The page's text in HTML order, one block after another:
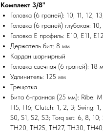
Комплект 3/8"
Головка (6 граней): 10, 11, 12,
Головка (6 граней) глубокая:
Головка Е профиль: E10, E11,
Держатель бит: 8 мм
Кардан шарнирный
Головка свечная (6 граней): 18
Удлинитель: 125 мм
Трещотка
Бита 6-гранная (25 мм): Ribe:
Н5, Н6; Clutch: 1, 2, 3; Swing: 1,
S0, S1, S2, S3; Torq set: 6, 8,
TH20, TH25, TH27, TH30,